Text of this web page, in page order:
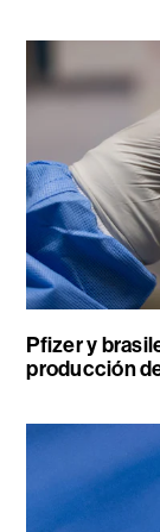
Pfizer y
producción